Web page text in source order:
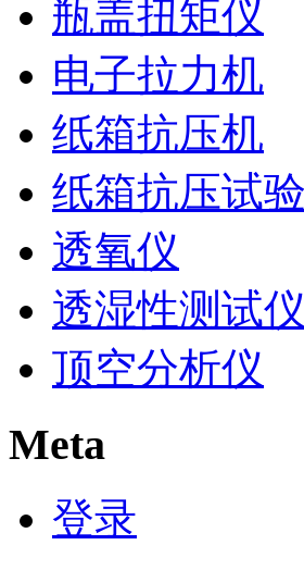
瓶盖扭矩仪
电子拉力机
纸箱抗压机
纸箱抗压试
透氧仪
透湿性测试仪
顶空分析仪
Meta
登录